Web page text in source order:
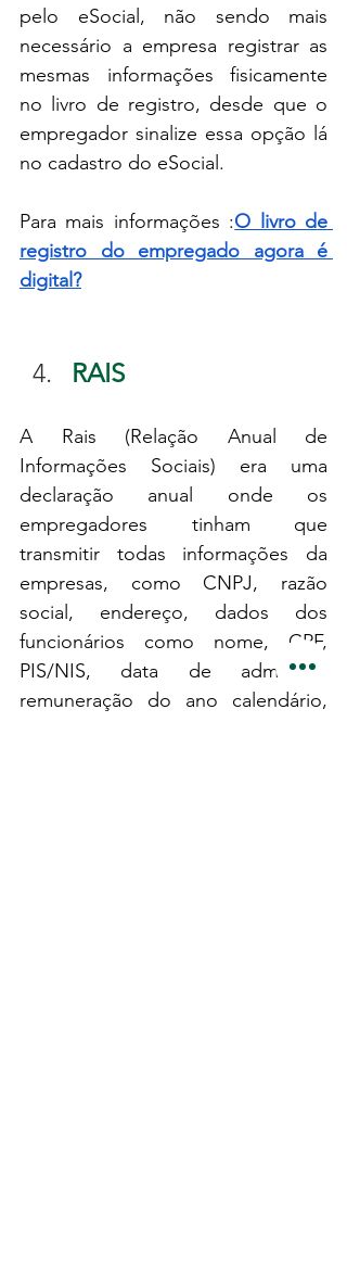
pelo eSocial, não sendo mais
necessário a empresa registrar as
mesmas informações fisicamente
no livro de registro, desde que o
empregador sinalize essa opção lá
no cadastro do eSocial.
Para mais informações :O livro de
registro do empregado agora é
digital?
RAIS
A Rais (Relação Anual de
Informações Sociais) era uma
declaração anual onde os
empregadores tinham que
transmitir todas informações da
empresas, como CNPJ, razão
social, endereço, dados dos
funcionários como nome, CPF,
PIS/NIS, data de admissão,
remuneração do ano calendário,